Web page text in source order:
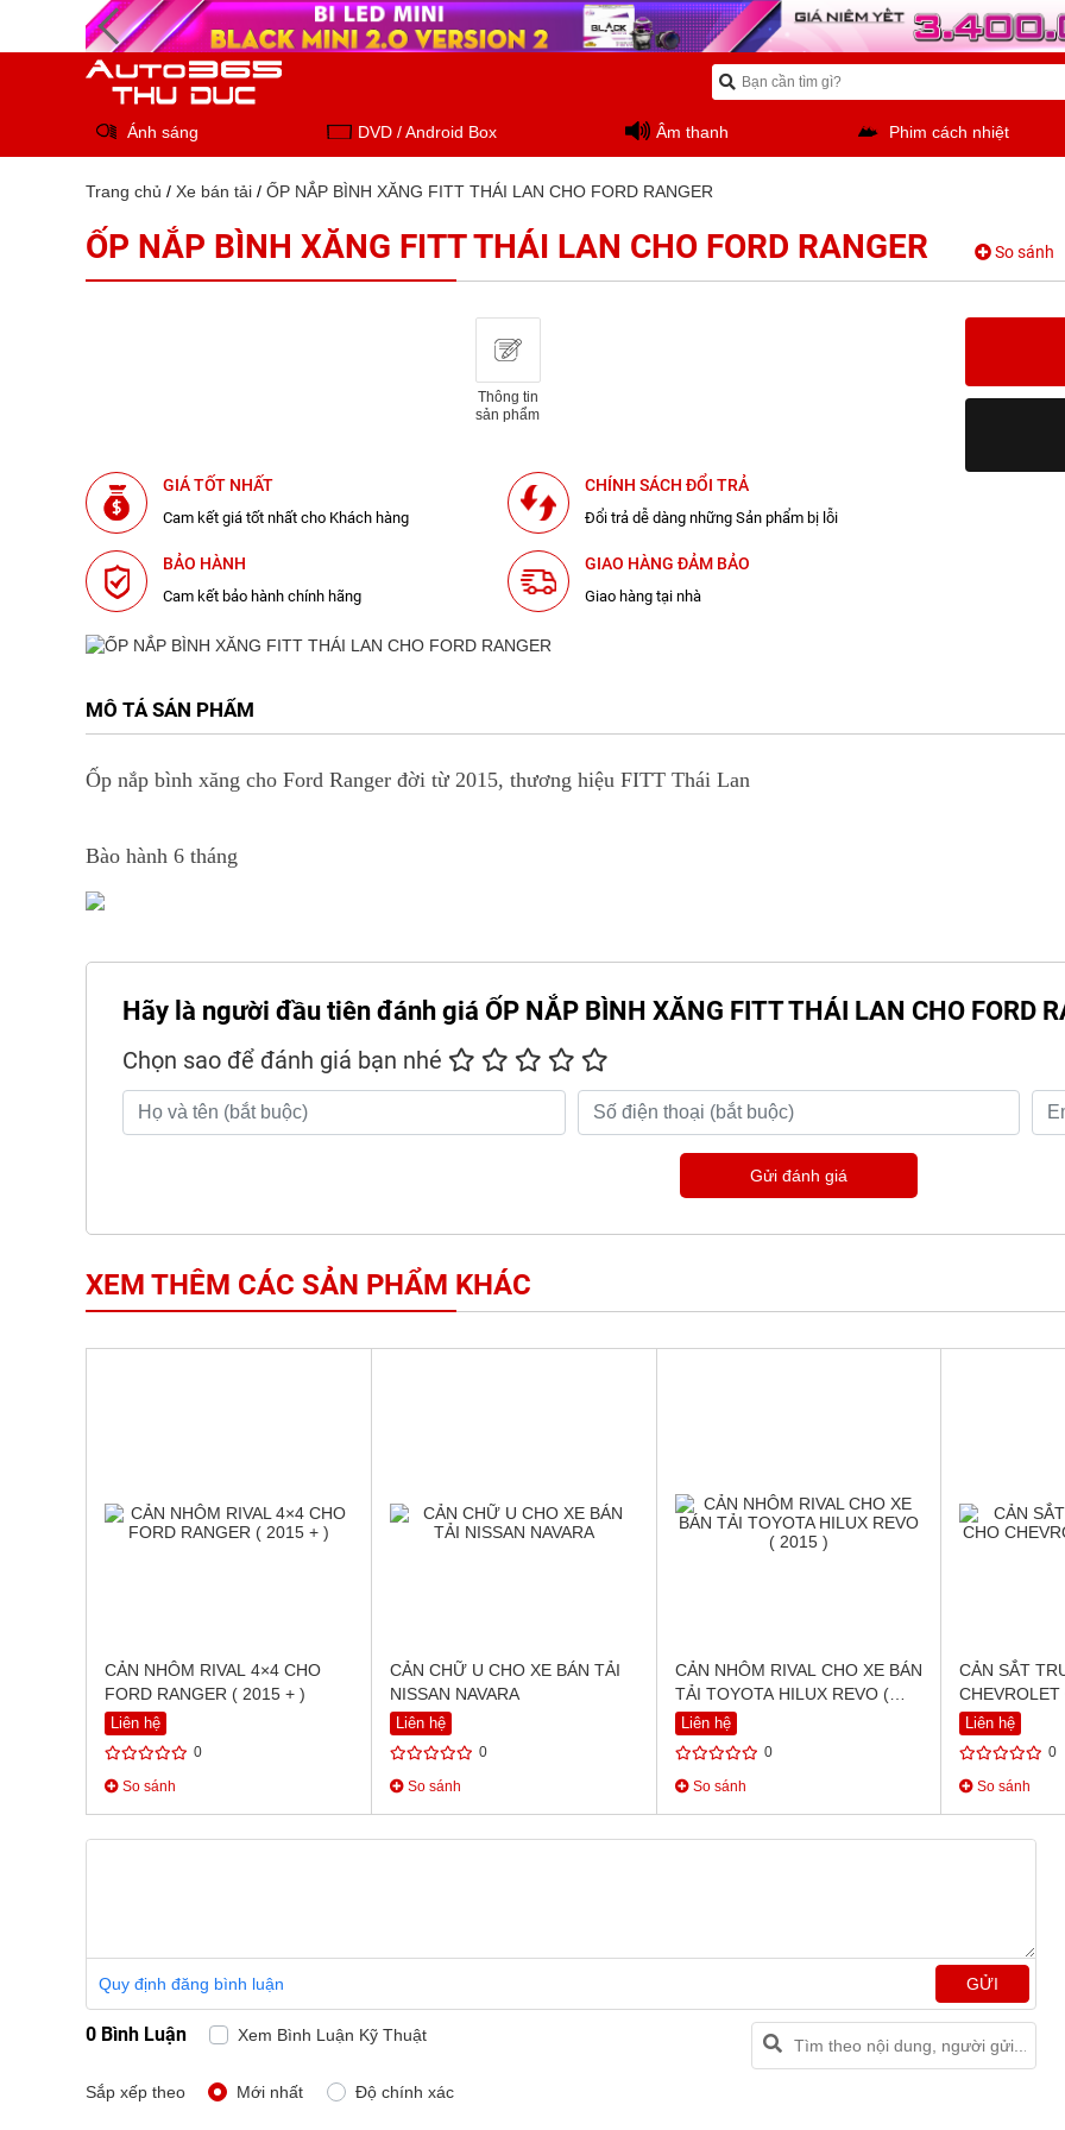
Ánh sáng DVD / Android Box Âm thanh Phim cách nhiệt
Trang chủ / Xe bán tải / ỐP NẮP BÌNH XĂNG FITT THÁI LAN CHO FORD RANGER
ỐP NẮP BÌNH XĂNG FITT THÁI LAN CHO FORD RANGER So sánh
Thông tin
sản phẩm
GIÁ TỐT NHẤT
Cam kết giá tốt nhất cho Khách hàng
CHÍNH SÁCH ĐỔI TRẢ
Đổi trả dễ dàng những Sản phẩm bị lỗi
BẢO HÀNH
Cam kết bảo hành chính hãng
GIAO HÀNG ĐẢM BẢO
Giao hàng tại nhà
MÔ TẢ SẢN PHẨM
Ốp nắp bình xăng cho Ford Ranger đời từ 2015, thương hiệu FITT Thái Lan
Bào hành 6 tháng
Hãy là người đầu tiên đánh giá ỐP NẮP BÌNH XĂNG FITT THÁI LAN CHO FORD
Chọn sao để đánh giá bạn nhé
Gửi đánh giá
XEM THÊM CÁC SẢN PHẨM KHÁC
CẢN NHÔM RIVAL 4×4 CHO
FORD RANGER ( 2015 + )
Liên hệ
0
So sánh
CẢN CHỮ U CHO XE BÁN TẢI
NISSAN NAVARA
Liên hệ
0
So sánh
CẢN NHÔM RIVAL CHO XE BÁN
TẢI TOYOTA HILUX REVO (
2015 )
Liên hệ
0
So sánh
CẢN SẮT
Liên hệ
0
So sánh
Quy định đăng bình luận GỬI
0 Bình Luận Xem Bình Luận Kỹ Thuật
Sắp xếp theo Mới nhất Độ chính xác